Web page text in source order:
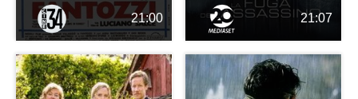
21:00 21:07